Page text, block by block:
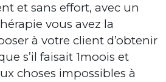
et sans effort, avec un
vous avez la
à votre client d’obtenir
s’il faisait 1moois et
choses impossibles à